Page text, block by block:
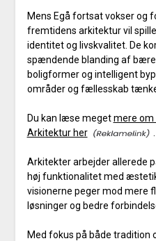
Mens Egå fortsat vokser og
fremtidens arkitektur vil
identitet og livskvalitet. De
spændende blanding af
boligformer og intelligent
områder og fællesskab
Du kan læse megetmere om
Arkitektur her
Arkitekter arbejder allerede
høj funktionalitet med
visionerne peger mod mere
løsninger og bedre
Med fokus på både tradition